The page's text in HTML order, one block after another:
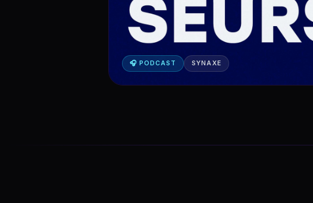
🎧 PODCAST SYNAXE